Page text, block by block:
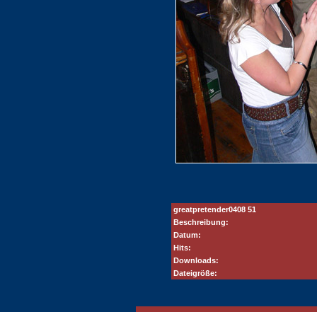
greatpretender0408 51
Beschreibung:
Datum:
Hits:
Downloads:
Dateigröße: